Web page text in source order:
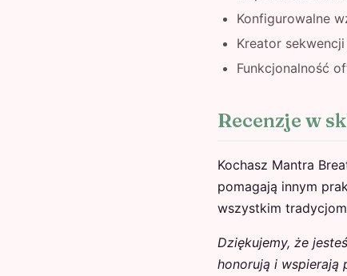
Konfigurowalne
Kreator
Funkcjonalność
Recenzje w
Kochasz Mantra
pomagają innym
wszystkim
Dziękujemy, że
honorują i wspierają